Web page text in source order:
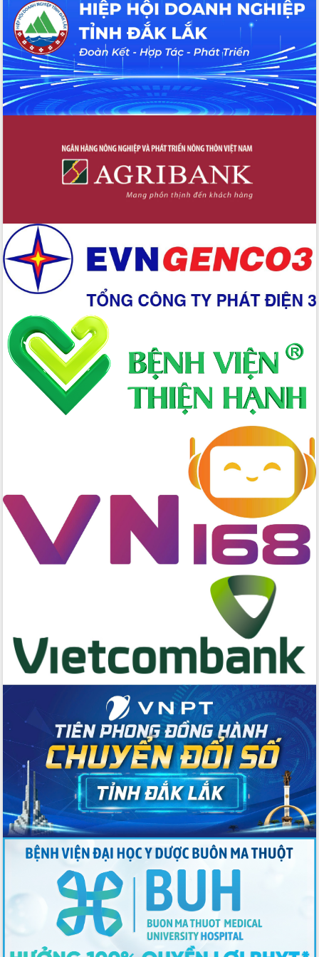
Hội thảo khoa học “Giải pháp thúc đẩy
phát triển nền kinh tế xanh tại tỉnh
Đắk Lắk”
Tăng cường giám sát, đôn đốc thực
hiện nhiệm vụ quản lý tài sản công
hàng tuần
Tháo gỡ những vướng mắc, đẩy mạnh
Đắk Lắk: Tôn vinh 46 giải pháp tại Hội
thi Sáng tạo Kỹ thuật 2024 - 2025
Đắk Lắk rà soát, điều chỉnh Đề án 190
Phó Chủ tịch UBND tỉnh Đắk Lắk
Trương Công Thái kiểm tra thực địa
Dự án cao tốc Khánh Hòa - Buôn Ma
Thuột
Định vị cà phê Việt Nam như một “di
sản sống” trong dòng chảy toàn cầu
Xây dựng nông thôn mới: Nâng cao đời
sống người dân từ những mô hình thiết
thực
Quyết liệt tháo gỡ vướng mắc, đẩy
nhanh tiến độ các dự án trọng điểm
trong Khu kinh tế Nam Phú Yên
Hòn Yến phát triển du lịch gắn với bảo
Phát động chiến dịch 30 ngày đêm
giải phóng mặt bằng Tuyến đường bộ
ven biển
Đắk Lắk nỗ lực thúc đẩy tăng trưởng
kinh tế từ 10% trở lên trong Quý
Thứ trưởng Bộ Y tế làm việc với tỉnh
Đắk Lắk về phát triển nhân lực y tế
cho trạm y tế cấp xã
Du lịch Đắk Lắk nâng tầm trải nghiệm
du khách thông qua Hệ thống cơ sở dữ
liệu và Bản đồ số
Tập huấn ứng dụng trí tuệ nhân tạo (AI)
trong thương mại điện tử năm 2026
Đoàn đại biểu Quốc hội tỉnh Đắk Lắk
trao đổi thông tin trước Kỳ họp thứ
nhất, Quốc hội khóa XVI
Quyết liệt cải cách hành chính, khơi
thông nguồn lực phát triển
Nâng cao hiệu lực, hiệu quả HĐND
tỉnh thông qua hiện đại hóa hành chính
Xã Ea Phê gắn cải cách hành chính với
chuyển đổi số
Phó Chủ tịch Thường trực UBND tỉnh
Hồ Thị Nguyên Thảo làm việc tại Trung